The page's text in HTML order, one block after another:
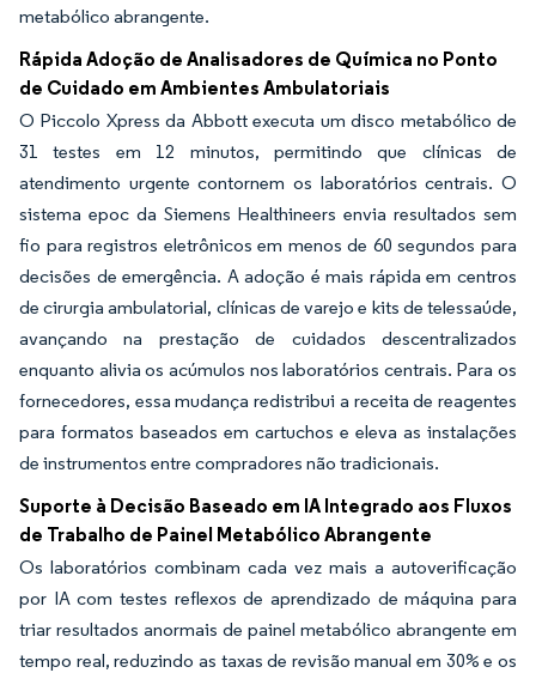
metabólico abrangente.
Rápida Adoção de Analisadores de Química no Ponto
de Cuidado em Ambientes Ambulatoriais
O Piccolo Xpress da Abbott executa um disco metabólico de
31 testes em 12 minutos, permitindo que clínicas de
atendimento urgente contornem os laboratórios centrais. O
sistema epoc da Siemens Healthineers envia resultados sem
fio para registros eletrônicos em menos de 60 segundos para
decisões de emergência. A adoção é mais rápida em centros
de cirurgia ambulatorial, clínicas de varejo e kits de telessaúde,
avançando na prestação de cuidados descentralizados
enquanto alivia os acúmulos nos laboratórios centrais. Para os
fornecedores, essa mudança redistribui a receita de reagentes
para formatos baseados em cartuchos e eleva as instalações
de instrumentos entre compradores não tradicionais.
Suporte à Decisão Baseado em IA Integrado aos Fluxos
de Trabalho de Painel Metabólico Abrangente
Os laboratórios combinam cada vez mais a autoverificação
por IA com testes reflexos de aprendizado de máquina para
triar resultados anormais de painel metabólico abrangente em
tempo real, reduzindo as taxas de revisão manual em 30% e os